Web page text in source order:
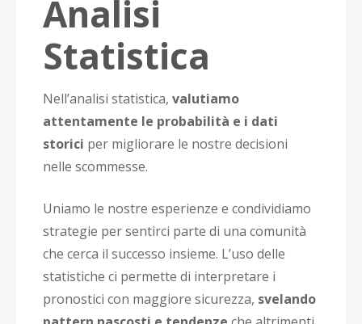
Analisi
Statistica
Nell’analisi statistica, valutiamo
attentamente le probabilità e i dati
storici per migliorare le nostre decisioni
nelle scommesse.
Uniamo le nostre esperienze e condividiamo
strategie per sentirci parte di una comunità
che cerca il successo insieme. L’uso delle
statistiche ci permette di interpretare i
pronostici con maggiore sicurezza, svelando